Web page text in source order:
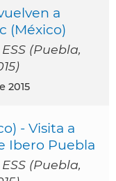
a
(México)
(Puebla,
2015
- Visita a
Ibero Puebla
(Puebla,